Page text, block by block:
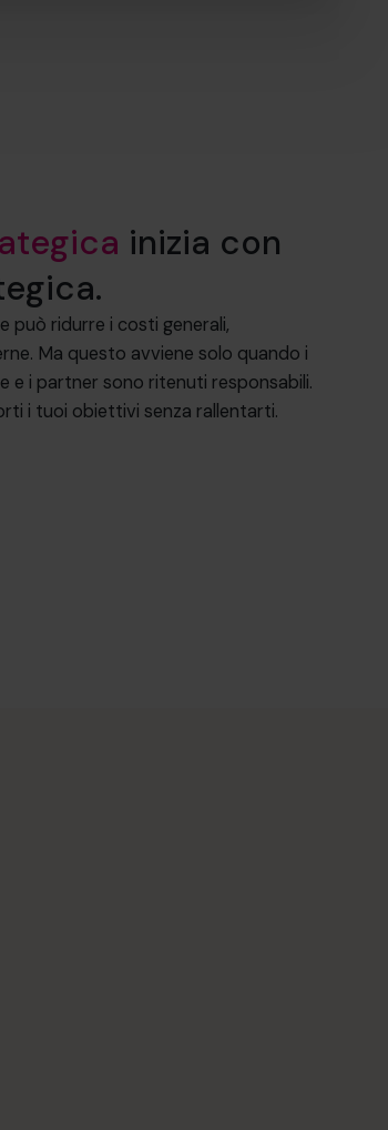
inizia con
può ridurre i costi generali,
Ma questo avviene solo quando i
e i partner sono ritenuti responsabili.
i tuoi obiettivi senza rallentarti.